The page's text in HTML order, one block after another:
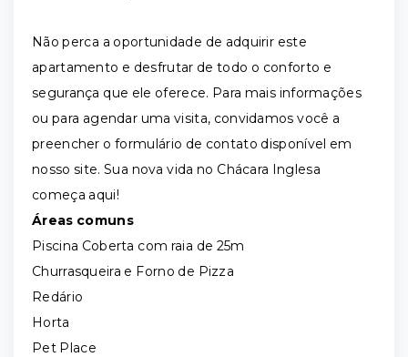
Não perca a oportunidade de adquirir este
apartamento e desfrutar de todo o conforto e
segurança que ele oferece. Para mais informações
ou para agendar uma visita, convidamos você a
preencher o formulário de contato disponível em
nosso site. Sua nova vida no Chácara Inglesa
começa aqui!
Áreas comuns
Piscina Coberta com raia de 25m
Churrasqueira e Forno de Pizza
Redário
Horta
Pet Place